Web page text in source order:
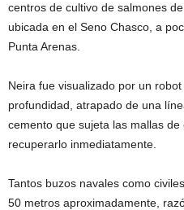
centros de cultivo de salmones
ubicada en el Seno Chasco, a
Punta Arenas.
Neira fue visualizado por un
profundidad, atrapado de una
cemento que sujeta las mallas
recuperarlo inmediatamente.
Tantos buzos navales como
50 metros aproximadamente,